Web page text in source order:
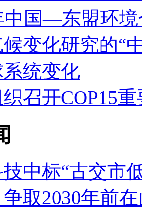
中国—东盟环
候变化研究的
统变化
召开COP15
中标“古交市
取2030年前